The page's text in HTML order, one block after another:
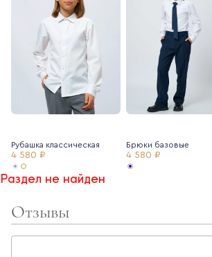
Рубашка классическая
4 580 ₽
Брюки базовые
4 580 ₽
Раздел не найден
Отзывы